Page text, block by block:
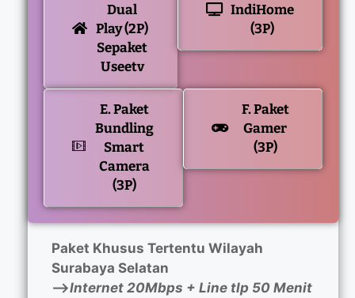
Dual
Play (2P)
Sepaket
Useetv
IndiHome
(3P)
E. Paket
Bundling
Smart
Camera
(3P)
F. Paket
Gamer
(3P)
Paket Khusus Tertentu Wilayah
Surabaya Selatan
—>Internet 20Mbps + Line tlp 50 Menit